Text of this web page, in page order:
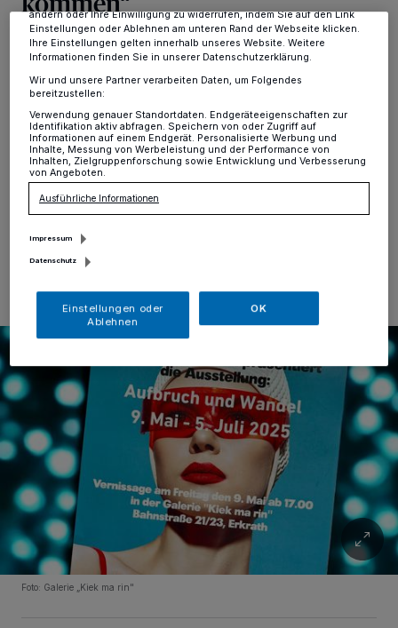
Alt-Erkrath·„Nach der großartigen Geburtstagsfeier
der Galerie „Kiek ma rin“ im März geht es nun mit
frischem Schwung weiter: Die Art Group Erkrath
präsentiert ihre neue Ausstellung ‚Aufbruch und
Wandel‘ und lädt vom 9. Mai bis zum 7. Juli zu völlig
neuen Eindrücken in die Galerie auf der Bahnstraße
21/23 in Erkrath ein“, lässt die Künstlervereinigung Art
Group Erkrath verlauten.
07.05.2025 , 11:30 Uhr
Foto: Galerie „Kiek ma rin"
ändern oder Ihre Einwilligung zu widerrufen, indem Sie auf den Link
Einstellungen oder Ablehnen am unteren Rand der Webseite klicken.
Ihre Einstellungen gelten innerhalb unseres Website. Weitere
Informationen finden Sie in unserer Datenschutzerklärung.
Wir und unsere Partner verarbeiten Daten, um Folgendes
bereitzustellen:
Verwendung genauer Standortdaten. Endgeräteeigenschaften zur
Identifikation aktiv abfragen. Speichern von oder Zugriff auf
Informationen auf einem Endgerät. Personalisierte Werbung und
Inhalte, Messung von Werbeleistung und der Performance von
Inhalten, Zielgruppenforschung sowie Entwicklung und Verbesserung
von Angeboten.
Ausführliche Informationen
Impressum
Datenschutz
Einstellungen oder
Ablehnen
OK